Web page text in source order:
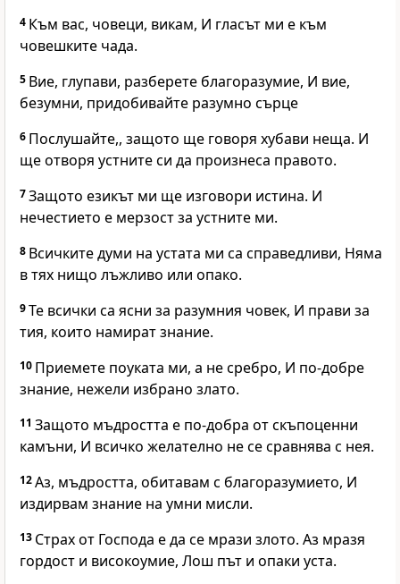
4 Към вас, човеци, викам, И гласът ми е към
човешките чада.
5 Вие, глупави, разберете благоразумие, И вие,
безумни, придобивайте разумно сърце
6 Послушайте,, защото ще говоря хубави неща. И
ще отворя устните си да произнеса правото.
7Защото езикът ми ще изговори истина. И
нечестието е мерзост за устните ми.
8 Всичките думи на устата ми са справедливи, Няма
в тях нищо лъжливо или опако.
9Те всички са ясни за разумния човек, И прави за
тия, които намират знание.
10 Приемете поуката ми, а не сребро, И по-добре
знание, нежели избрано злато.
11 Защото мъдростта е по-добра от скъпоценни
камъни, И всичко желателно не се сравнява с нея.
12Аз, мъдростта, обитавам с благоразумието, И
издирвам знание на умни мисли.
13 Страх от Господа е да се мрази злото. Аз мразя
гордост и високоумие, Лош път и опаки уста.